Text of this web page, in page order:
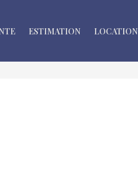
ESTIMATION LOCATION